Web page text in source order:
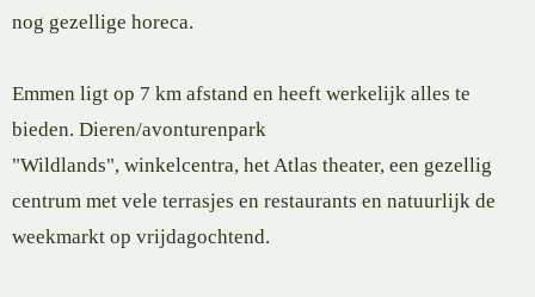
nog gezellige horeca.
Emmen ligt op 7 km afstand en heeft werkelijk alles te
bieden. Dieren/avonturenpark
"Wildlands", winkelcentra, het Atlas theater, een gezellig
centrum met vele terrasjes en restaurants en natuurlijk de
weekmarkt op vrijdagochtend.